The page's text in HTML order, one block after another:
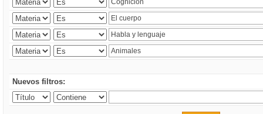
Nuevos filtros: